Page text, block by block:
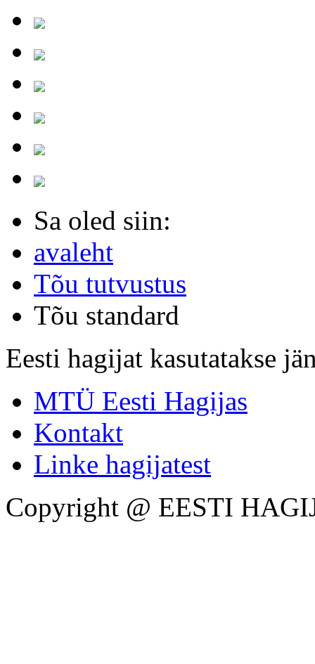
Sa oled siin:
avaleht
Tõu tutvustus
Tõu standard
Eesti hagijat kasutatakse
MTÜ Eesti Hagijas
Kontakt
Linke hagijatest
Copyright @ EESTI